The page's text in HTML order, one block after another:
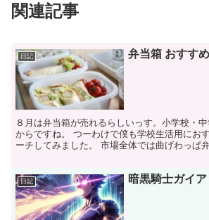
関連記事
日記 弁当箱 おすすめ
８月は弁当箱が売れるらしいっす。小学校・
からですね。 つーわけで僕も学校生活用にお
ーチしてみました。 市場全体では曲げわっぱ
日記 暗黒騎士ガイ